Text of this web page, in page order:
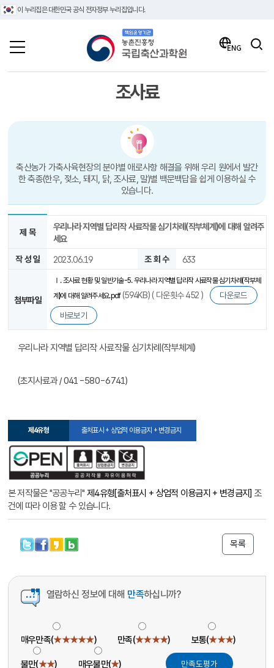
이 누리집은 대한민국 공식 전자정부 누리집입니다.
책임운영기관 농촌진흥청 국립축산과학원
조사료
축산농가 가축사육현장의 분야별 애로사항 해결을 위해 우리 원에서 발간
한 축종(한우, 젖소, 돼지, 닭, 조사료, 말)별 백문백답을 쉽게 이용하실 수
있습니다.
제 목
우리나라 지역별 답리작 사료작물 심기차례(작부체계)에 대해 알려주
세요
작 성 일 2023.06.19 조 회 수 633
첨부파일
Ⅰ. 조사료 현황 및 일반기술-5. 우리나라 지역별 답리작 사료작물 심기차례(작부체
계)에 대해 알려주세요.pdf(594KB) ( 다운횟수 452 ) 다운로드
바로보기
우리나라 지역별 답리작 사료작물 심기차례(작부체계)
(초지사료과 / 041-580-6741)
제4유형 출처표시 + 상업적 이용금지 + 변경금지
본 저작물은 "공공누리" 제4유형[출처표시 + 상업적 이용금지 + 변경금지] 조
건에 따라 이용 할 수 있습니다.
목록
열람하신 정보에 대해 만족하십니까?
매우만족(★★★★★) 만족(★★★★) 보통(★★★)
불만(★★) 매우불만(★)